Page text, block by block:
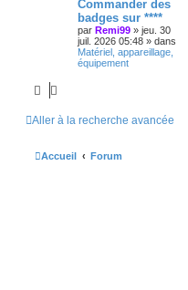
Commander des
badges sur ****
par Remi99 » jeu. 30
juil. 2026 05:48 » dans
Matériel, appareillage,
équipement
Aller à la recherche avancée
Accueil Forum